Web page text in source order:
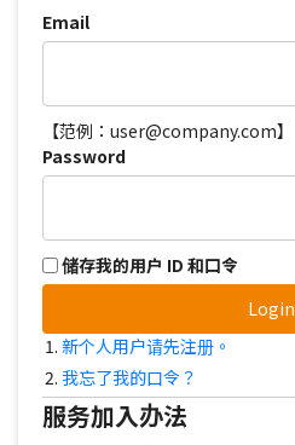
Email
【范例：user@company.com】
Password
储存我的用户 ID 和口令
Login
新个人用户请先注册。
我忘了我的口令？
服务加入办法